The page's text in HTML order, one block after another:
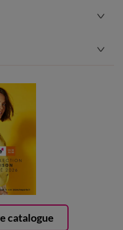
catalogue